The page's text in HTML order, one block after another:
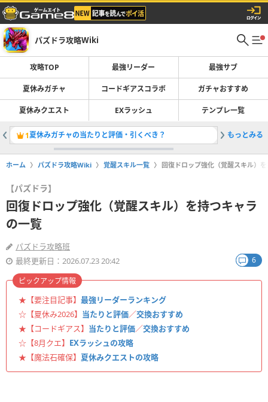
パズドラ攻略Wiki
攻略TOP 最強リーダー 最強サブ
夏休みガチャ コードギアスコラボ ガチャおすすめ
夏休みクエスト EXラッシュ テンプレ一覧
1夏休みガチャの当たりと評価・引くべき？ 2最強リ
もっとみる
ホーム パズドラ攻略Wiki 覚醒スキル一覧 回復ドロップ強化（覚醒スキル）
【パズドラ】
回復ドロップ強化（覚醒スキル）を持つキャラ
の一覧
パズドラ攻略班
最終更新日：2026.07.23 20:42
6
★【要注目記事】 最強リーダーランキング
☆【夏休み2026】 当たりと評価／交換おすすめ
★【コードギアス】 当たりと評価／交換おすすめ
☆【8月クエ】 EXラッシュの攻略
★【魔法石確保】 夏休みクエストの攻略
ピックアップ情報